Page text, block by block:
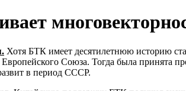
Хотя БТК имеет десятилетнюю историю
Союза. Тогда была принята
в период СССР.